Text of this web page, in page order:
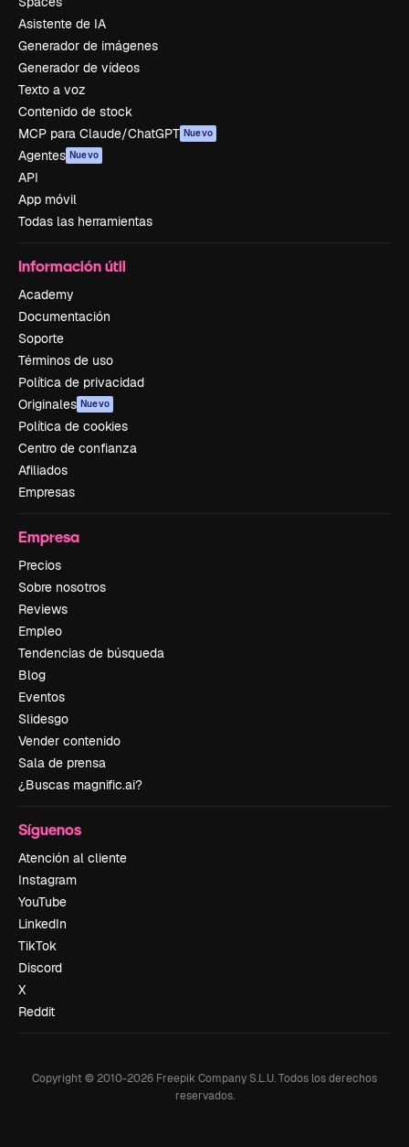
Asistente de IA
Generador de imágenes
Generador de vídeos
Texto a voz
Contenido de stock
MCP para Claude/ChatGPT Nuevo
Agentes Nuevo
API
App móvil
Todas las herramientas
Información útil
Academy
Documentación
Soporte
Términos de uso
Política de privacidad
Originales Nuevo
Política de cookies
Centro de confianza
Afiliados
Empresas
Empresa
Precios
Sobre nosotros
Reviews
Empleo
Tendencias de búsqueda
Blog
Eventos
Slidesgo
Vender contenido
Sala de prensa
¿Buscas magnific.ai?
Síguenos
Atención al cliente
Instagram
YouTube
LinkedIn
TikTok
Discord
X
Reddit
Copyright © 2010-2026 Freepik Company S.L.U.Todos los derechos
reservados.